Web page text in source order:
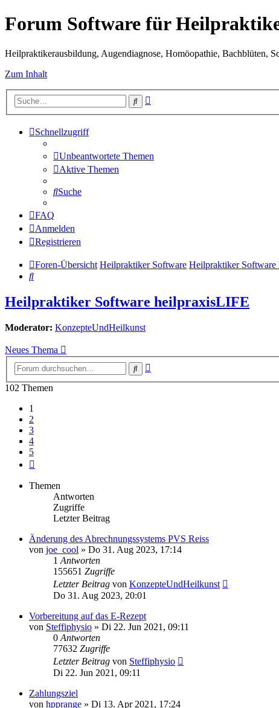
Forum Software für
Heilpraktikerausbildung, Augendiagnose, Homöopathie, Bachblüten,
Zum Inhalt
Suche
Schnellzugriff
Unbeantwortete Themen
Aktive Themen
Suche
FAQ
Anmelden
Registrieren
Foren-Übersicht Heilpraktiker Software Heilpraktiker
Suche
Heilpraktiker Software heilpraxisLIFE
Moderator: KonzepteUndHeilkunst
Neues Thema
Suche
102 Themen
1
2
3
4
5
Themen
Antworten
Zugriffe
Letzter Beitrag
Änderung des Abrechnungssystems PVS Reiss
von joe_cool » Do 31. Aug 2023, 17:14
1 Antworten
155651 Zugriffe
Letzter Beitrag von KonzepteUndHeilkunst
Do 31. Aug 2023, 20:01
Vorbereitung auf das E-Rezept
von Steffiphysio » Di 22. Jun 2021, 09:11
0 Antworten
77632 Zugriffe
Letzter Beitrag von Steffiphysio
Di 22. Jun 2021, 09:11
Zahlungsziel
von hpprange » Di 13. Apr 2021, 17:24